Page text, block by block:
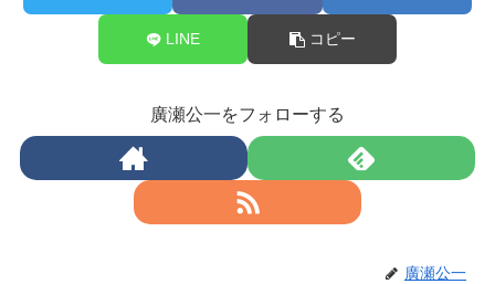
LINE コピー
廣瀬公一をフォローする
廣瀬公一